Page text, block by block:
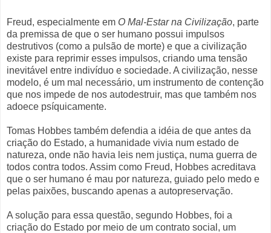
Freud, especialmente em O Mal-Estar na Civilização, parte
da premissa de que o ser humano possui impulsos
destrutivos (como a pulsão de morte) e que a civilização
existe para reprimir esses impulsos, criando uma tensão
inevitável entre indivíduo e sociedade. A civilização, nesse
modelo, é um mal necessário, um instrumento de contenção
que nos impede de nos autodestruir, mas que também nos
adoece psíquicamente.
Tomas Hobbes também defendia a idéia de que antes da
criação do Estado, a humanidade vivia num estado de
natureza, onde não havia leis nem justiça, numa guerra de
todos contra todos. Assim como Freud, Hobbes acreditava
que o ser humano é mau por natureza, guiado pelo medo e
pelas paixões, buscando apenas a autopreservação.
A solução para essa questão, segundo Hobbes, foi a
criação do Estado por meio de um contrato social, um